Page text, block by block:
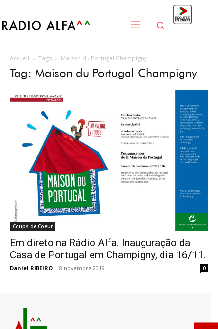
Accueil Tags Maison du Portugal Champigny
Tag: Maison du Portugal Champigny
Coups de Coeur
Em direto na Rádio Alfa. Inauguração da
Casa de Portugal em Champigny, dia 16/11.
Daniel RIBEIRO - 8 novembre 2019 0